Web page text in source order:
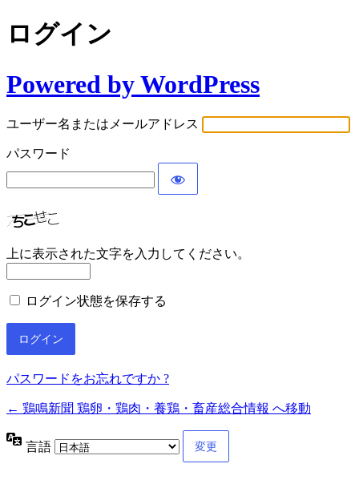
ログイン
Powered by WordPress
ユーザー名またはメールアドレス
パスワード
上に表示された文字を入力してください。
ログイン状態を保存する
パスワードをお忘れですか ?
← 鶏鳴新聞 鶏卵・鶏肉・養鶏・畜産総合情報 へ移動
言語